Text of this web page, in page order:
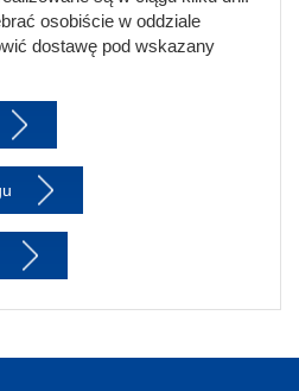
osobiście w oddziale
dostawę pod wskazany